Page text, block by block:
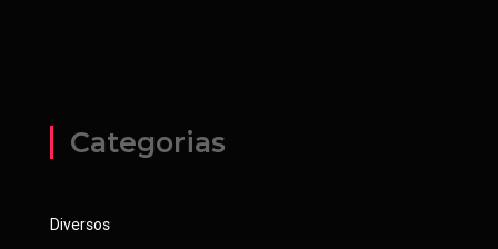
Categorias
Diversos